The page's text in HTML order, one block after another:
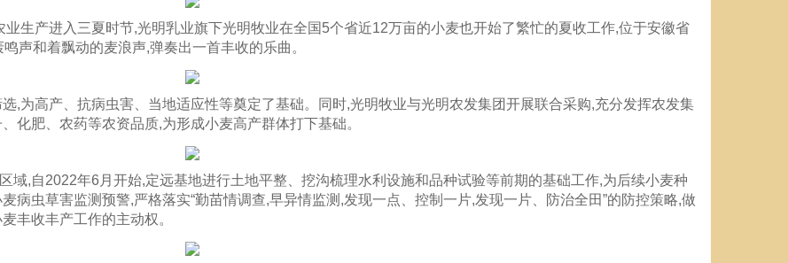
生产进入三夏时节,光明乳业旗下光明牧业在全国5个省近12万亩的小麦也开始了繁忙的夏收工作,位于安徽省
声和着飘动的麦浪声,弹奏出一首丰收的乐曲。
,为高产、抗病虫害、当地适应性等奠定了基础。同时,光明牧业与光明农发集团开展联合采购,充分发挥农发集
化肥、农药等农资品质,为形成小麦高产群体打下基础。
域,自2022年6月开始,定远基地进行土地平整、挖沟梳理水利设施和品种试验等前期的基础工作,为后续小麦种
病虫草害监测预警,严格落实“勤苗情调查,早异情监测,发现一点、控制一片,发现一片、防治全田”的防控策略,做
丰收丰产工作的主动权。